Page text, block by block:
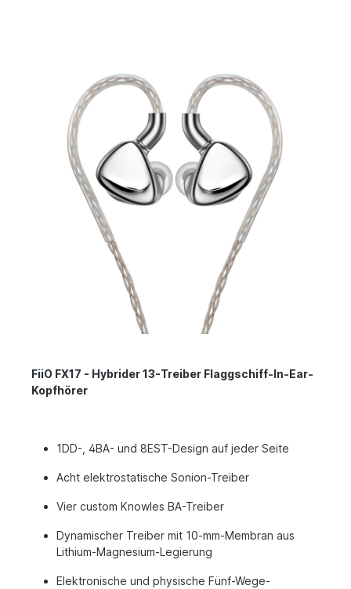
FiiO FX17 - Hybrider 13-Treiber Flaggschiff-In-Ear-
Kopfhörer
1DD-, 4BA- und 8EST-Design auf jeder Seite
Acht elektrostatische Sonion-Treiber
Vier custom Knowles BA-Treiber
Dynamischer Treiber mit 10-mm-Membran aus
Lithium-Magnesium-Legierung
Elektronische und physische Fünf-Wege-